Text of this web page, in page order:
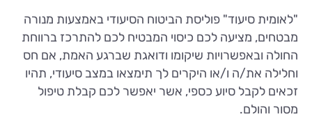
"לאומית סיעוד" פוליסת הביטוח הסיעודי באמצעות מנורה
מבטחים, מציעה לכם כיסוי המבטיח לכם להתרכז ברווחת
החולה ובאפשרויות שיקומו ודואגת שברגע האמת, אם חס
וחלילה את/ה ו/או היקרים לך תימצאו במצב סיעודי, תהיו
זכאים לקבל סיוע כספי, אשר יאפשר לכם קבלת טיפול
מסור והולם.